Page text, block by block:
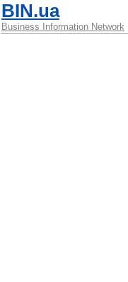
BIN.ua
Business Information Network